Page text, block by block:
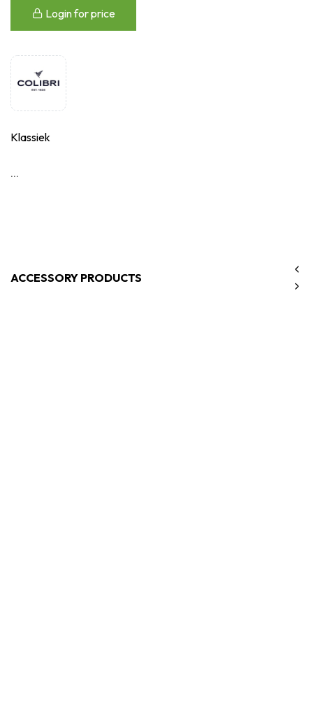
Login for price
Klassiek
...
ACCESSORY PRODUCTS